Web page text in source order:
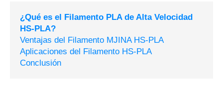
¿Qué es el Filamento PLA de Alta Velocidad
HS-PLA?
Ventajas del Filamento MJINA HS-PLA
Aplicaciones del Filamento HS-PLA
Conclusión